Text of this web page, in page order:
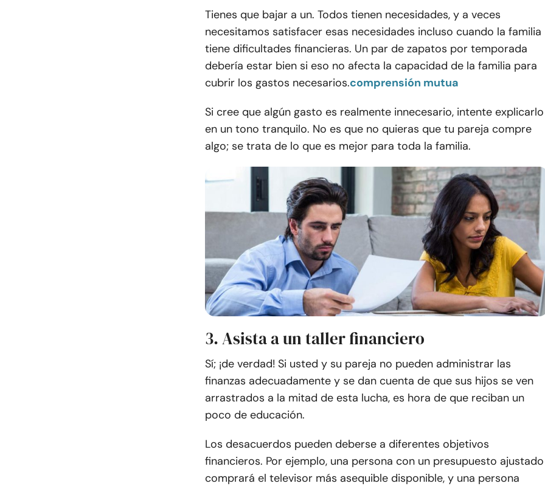
Tienes que bajar a un. Todos tienen necesidades, y a veces
necesitamos satisfacer esas necesidades incluso cuando la familia
tiene dificultades financieras. Un par de zapatos por temporada
debería estar bien si eso no afecta la capacidad de la familia para
cubrir los gastos necesarios.comprensión mutua
Si cree que algún gasto es realmente innecesario, intente explicarlo
en un tono tranquilo. No es que no quieras que tu pareja compre
algo; se trata de lo que es mejor para toda la familia.
3. Asista a un taller financiero
Sí; ¡de verdad! Si usted y su pareja no pueden administrar las
finanzas adecuadamente y se dan cuenta de que sus hijos se ven
arrastrados a la mitad de esta lucha, es hora de que reciban un
poco de educación.
Los desacuerdos pueden deberse a diferentes objetivos
financieros. Por ejemplo, una persona con un presupuesto ajustado
comprará el televisor más asequible disponible, y una persona